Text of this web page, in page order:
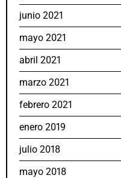
junio 2021
mayo 2021
abril 2021
marzo 2021
febrero 2021
enero 2019
julio 2018
mayo 2018